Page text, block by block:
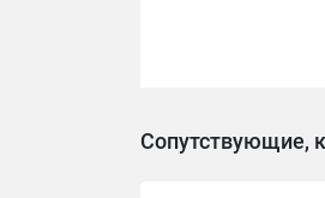
Сопутствующие,